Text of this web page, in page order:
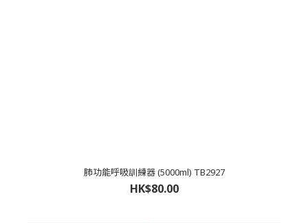
肺功能呼吸訓練器 (5000ml) TB2927
HK$80.00